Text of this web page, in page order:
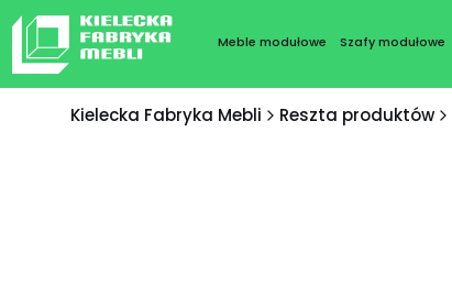
Meble modułowe Szafy modułowe
Kielecka Fabryka Mebli Reszta produktów